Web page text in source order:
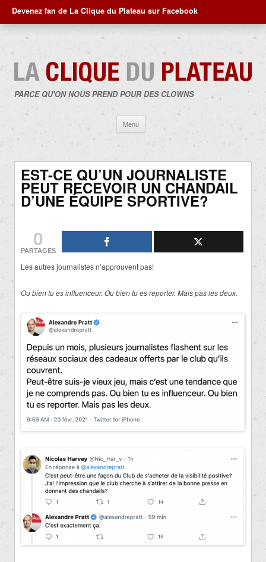
Devenez fan de La Clique du Plateau sur Facebook
PARCE QU'ON NOUS PREND POUR DES CLOWNS
Menu
contenu
EST-CE QU’UN JOURNALISTE
PEUT RECEVOIR UN CHANDAIL
D’UNE ÉQUIPE SPORTIVE?
0
PARTAGES
Les autres journalistes n’approuvent pas!
Ou bien tu es influenceur. Ou bien tu es reporter. Mais pas les deux.